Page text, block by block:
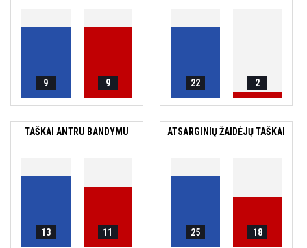
9 9 22 2
TAŠKAI ANTRU BANDYMU
13 11
ATSARGINIŲ ŽAIDĖJŲ TAŠKAI
25 18